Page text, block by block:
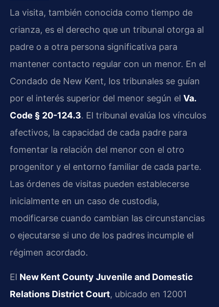
La visita, también conocida como tiempo de
crianza, es el derecho que un tribunal otorga al
padre o a otra persona significativa para
mantener contacto regular con un menor. En el
Condado de New Kent, los tribunales se guían
por el interés superior del menor según el Va.
Code § 20-124.3. El tribunal evalúa los vínculos
afectivos, la capacidad de cada padre para
fomentar la relación del menor con el otro
progenitor y el entorno familiar de cada parte.
Las órdenes de visitas pueden establecerse
inicialmente en un caso de custodia,
modificarse cuando cambian las circunstancias
o ejecutarse si uno de los padres incumple el
régimen acordado.
El New Kent County Juvenile and Domestic
Relations District Court, ubicado en 12001